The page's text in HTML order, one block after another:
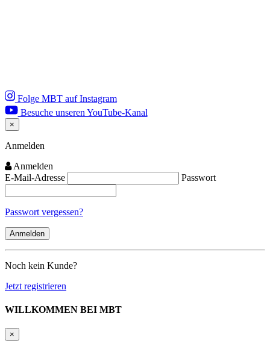
Folge MBT auf Instagram
Besuche unseren YouTube-Kanal
×
Close
Anmelden
Anmelden
E-Mail-Adresse
Passwort
Passwort vergessen?
Noch kein Kunde?
Jetzt registrieren
WILLKOMMEN BEI MBT
×